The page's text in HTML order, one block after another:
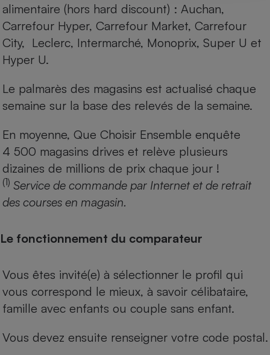
alimentaire (hors hard discount) : Auchan,
Carrefour Hyper, Carrefour Market, Carrefour
City, Leclerc, Intermarché, Monoprix, Super U et
Hyper U.
Le palmarès des magasins est actualisé chaque
semaine sur la base des relevés de la semaine.
En moyenne, Que Choisir Ensemble enquête
4 500 magasins drives et relève plusieurs
dizaines de millions de prix chaque jour !
(1) Service de commande par Internet et de retrait
des courses en magasin.
Le fonctionnement du comparateur
Vous êtes invité(e) à sélectionner le profil qui
vous correspond le mieux, à savoir célibataire,
famille avec enfants ou couple sans enfant.
Vous devez ensuite renseigner votre code postal.